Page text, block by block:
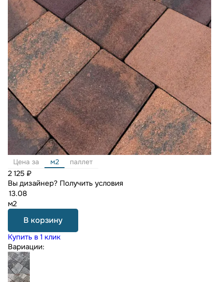
Цена за м2 паллет
2 125 ₽
Вы дизайнер? Получить условия
м2
В корзину
Купить в 1 клик
Вариации: